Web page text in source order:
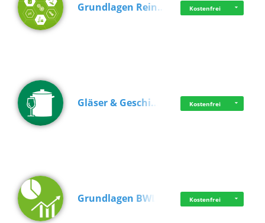
Grundlagen Rein… Kostenfrei
Gläser & Geschi… Kostenfrei
Grundlagen BWL Kostenfrei